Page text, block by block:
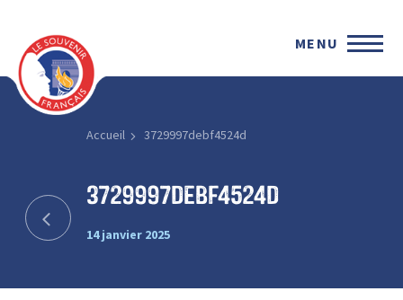
MENU
Accueil 3729997debf4524d
3729997debf4524d
14 janvier 2025